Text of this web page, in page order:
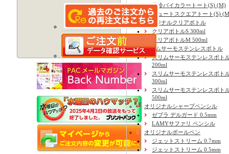
保冷バイカラートート(S) (M)
ジュートスクエアトート(S)
オリジナルクリアボトル
クリアボトルS 300ml
クリアボトルM 500ml
スリムサーモステンレスボトル
スリムサーモステンレスボト
200ml
スリムサーモステンレスボト
300ml
スリムサーモステンレスボト
500ml
オリジナルシャープペンシル
ゼブラ デルガード 0.5mm
LAMYサファリ ペンシル
オリジナルボールペン
ジェットストリーム 0.7mm
ジェットストリーム 0.5mm